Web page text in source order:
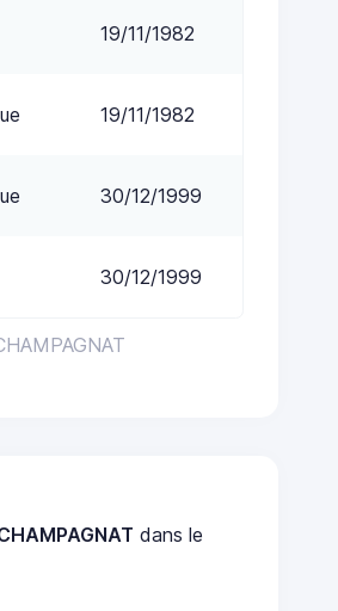
19/11/1982
19/11/1982
30/12/1999
30/12/1999
dans le